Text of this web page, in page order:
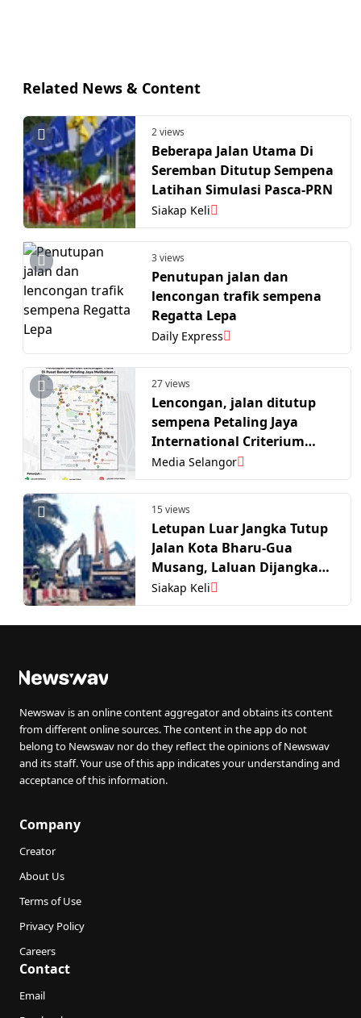
Related News & Content
2 views
Beberapa Jalan Utama Di
Seremban Ditutup Sempena
Latihan Simulasi Pasca-PRN
Siakap Keli
3 views
Penutupan jalan dan
lencongan trafik sempena
Regatta Lepa
Daily Express
27 views
Lencongan, jalan ditutup
sempena Petaling Jaya
International Criterium
Race 2026
Media Selangor
15 views
Letupan Luar Jangka Tutup
Jalan Kota Bharu-Gua
Musang, Laluan Dijangka
Dibuka Pagi Esok - JKR
Siakap Keli
Newswav is an online content aggregator and obtains its content
from different online sources. The content in the app do not
belong to Newswav nor do they reflect the opinions of Newswav
and its staff. Your use of this app indicates your understanding and
acceptance of this information.
Company
Creator
About Us
Terms of Use
Privacy Policy
Careers
Contact
Email